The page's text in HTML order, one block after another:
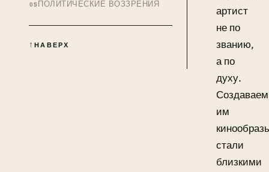
ПОЛИТИЧЕСКИЕ ВОЗЗРЕНИЯ
НАВЕРХ
артист
не по
званию,
а по
духу.
им
стали
близкими